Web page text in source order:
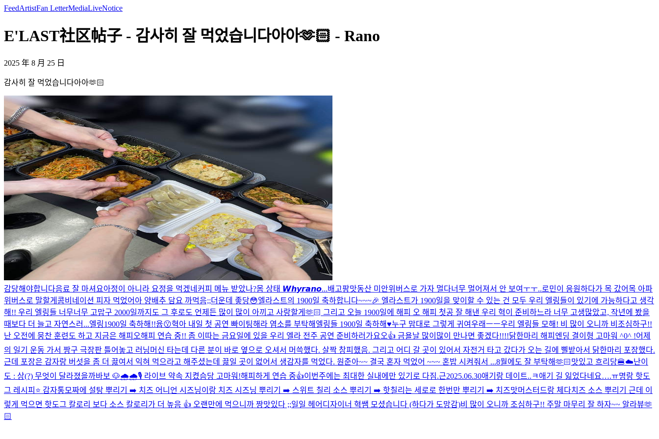
FeedArtistFan LetterMediaLiveNotice
E'LAST社区帖子 - 감사히 잘 먹었습니다아아🫶🏻 - Rano
2025 年 8 月 25 日
감사히 잘 먹었습니다아아🫶🏻
감당해야합니다음료 잘 마셔 요아정이 아니라 요정을 먹겠네 커피 메뉴 받았나?몸 상태 𝙒𝙝𝙮𝙧𝙖𝙣𝙤...배고팡맛동산 미안위버스로 가자 멀다너무 멀어져서 안 보여ㅜㅜ..로민이 응원하다가 목 갔어목 아파
위버스로 말할게 콤비네이션 피자 먹었어 아 양배추 담요 까먹음;;더운데 좋당😳엘라스트의 1900일 축하합니다~~~🎉 엘라스트가 1900일을 맞이할 수 있는 건 모두 우리 엘링들이 있기에 가능하다고 생각
해!! 우리 엘링들 너무너무 고맙구 2000일까지도 그 후로도 언제든 많이 많이 아끼고 사랑할게🫶🏻 그리고 오늘 1900일에 해피 오 해피 첫공 잘 해낸 우리 혁이 준비하느라 너무 고생많았고, 작년에 봤을
때보다 더 늘고 자연스러...엘링1900일 축하해!!윱😗혁아 내일 첫 공연 빠이팅해라 염소를 부탁해 엘링들 1900일 축하해♥누구 맘대로 그렇게 귀여우래ㅡㅡ우리 엘링들 모해! 비 많이 오니까 비조심하구!!
난 오전에 뭉찬 훈련도 하고 지금은 해피오해피 연습 중!! 좀 이따는 금요일에 있을 우리 엘라 전주 공연 준비하러가요오👍 금욜날 많이많이 만나면 좋겠다!!!!닭한마리 해피엔딩 결이형 고마워 ^0^ !어제
의 일기 운동 가서 짱구 극장판 틀어놓고 러닝머신 타는데 다른 분이 바로 옆으로 오셔서 머쓱했다. 살짝 창피했음. 그리고 어디 갈 곳이 있어서 자전거 타고 갔다가 오는 길에 삘받아서 닭한마리 포장했다.
근데 포장은 감자랑 버섯을 좀 더 끓여서 익혀 먹으라고 해주셨는데 끓일 곳이 없어서 생감자를 먹었다. 원준아~~ 결국 혼자 먹었어 ~~~ 혼밥 시켜줘서 ...8월에도 잘 부탁해🫶🏻맛있고 흐리당🍔☁️난이
도 : 상(?) 무엇이 달라졌을까바보 🐶🌧️🌧️🎙️ 라이브 약속 지켰슴당 고마워!해피하게 연습 중👍이번주에는 최대한 실내에만 있기로 다짐.근2025.06.30애기랑 데이트..ㅋ 애기 길 잃었다네요….ㅠ명랑 핫도
그 레시피⭐️ 감자통모짜에 설탕 뿌리기 ➡️ 치즈 어니언 시즈닝이랑 치즈 시즈닝 뿌리기 ➡️ 스위트 칠리 소스 뿌리기 ➡️ 핫칠리는 세로로 한번만 뿌리기 ➡️ 치즈맛머스터드랑 체다치즈 소스 뿌리기 근데 이
렇게 먹으면 핫도그 칼로리 보다 소스 칼로리가 더 높음 👍 오랜만에 먹으니까 짱맛있다 ;;일일 헤어디자이너 혁쌤 모셨습니다 (하다가 도망감)비 많이 오니까 조심하구!! 주말 마무리 잘 하자~~ 알라뷰🫶
🏻